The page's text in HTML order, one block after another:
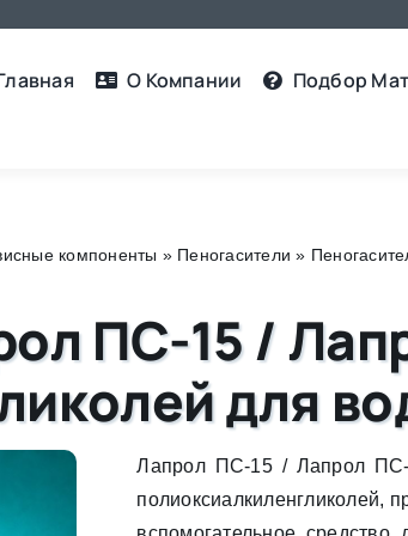
О Компании Подбор
компоненты » Пеногасители »
ПС-15 /
для
Лапрол ПС-15 / Лапрол
полиоксиалкиленгликолей,